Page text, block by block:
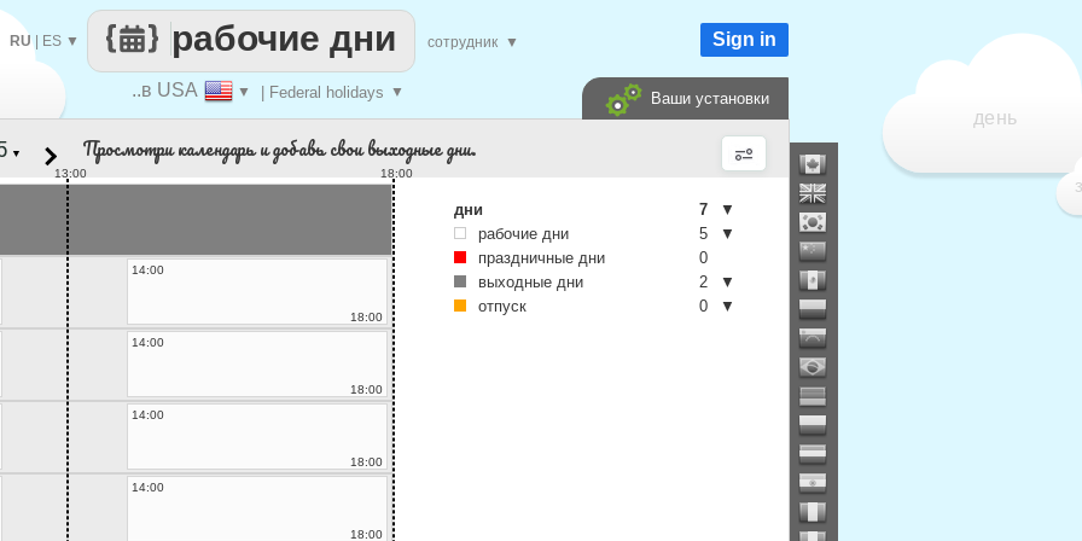
день
..в USA ▼ | Federal holidays ▼
рабочие дни
RU| ES ▼ сотрудник ▼ Sign in
Ваши установки
▼ Просмотри календарь и добавь свои выходные дни.
13:00 18:00
14:00
18:00
14:00
18:00
14:00
18:00
14:00
18:00
дни 7
▼
рабочие дни
5
▼
праздничные дни
0
выходные дни
2
▼
отпуск
0 ▼